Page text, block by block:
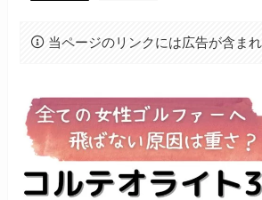
当ページのリンクには広告が含まれ